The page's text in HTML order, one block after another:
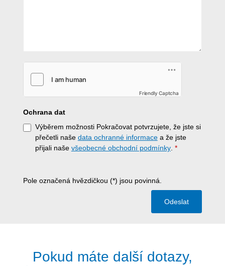
Friendly Captcha
Ochrana dat
Výběrem možnosti Pokračovat potvrzujete, že jste si
přečetli naše data ochranné informacea že jste
přijali naše všeobecné obchodní podmínky. *
Pole označená hvězdičkou (*) jsou povinná.
Odeslat
Pokud máte další dotazy,